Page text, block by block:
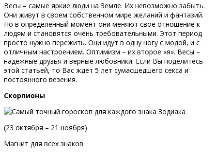
Весы – самые яркие люди на Земле. Их невозможно забыть.
Они живут в своем собственном мире желаний и фантазий.
Но в определенный момент они меняют свое отношение к
людям и становятся очень требовательными. Этот период
просто нужно пережить. Они идут в одну ногу с модой, и с
отличным настроением. Оптимизм – их второе «я». Весы –
надежные друзья и верные любовники. Если Вы поделитесь
этой статьей, то Вас ждет 5 лет сумасшедшего секса и
постоянного везения.
Скорпионы
(23 октября – 21 ноября)
Магнит для всех знаков